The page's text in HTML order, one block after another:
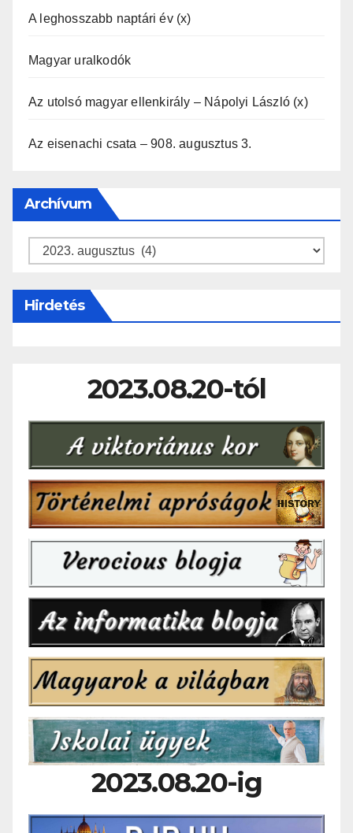
A leghosszabb naptári év (x)
Magyar uralkodók
Az utolsó magyar ellenkirály – Nápolyi László (x)
Az eisenachi csata – 908. augusztus 3.
Archívum
Archívum
Hirdetés
2023.08.20-tól
2023.08.20-ig